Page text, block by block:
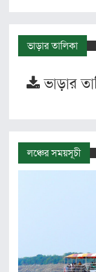
ভাড়ার তালিকা
ভাড়ার
লঞ্চের সময়সূচী